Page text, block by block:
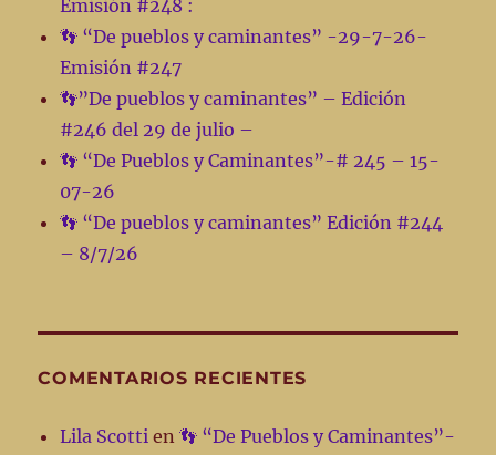
Emisión #248 :
👣 “De pueblos y caminantes” -29-7-26-
Emisión #247
👣”De pueblos y caminantes” – Edición
#246 del 29 de julio –
👣 “De Pueblos y Caminantes”-# 245 – 15-
07-26
👣 “De pueblos y caminantes” Edición #244
– 8/7/26
COMENTARIOS RECIENTES
Lila Scotti en👣 “De Pueblos y Caminantes”-